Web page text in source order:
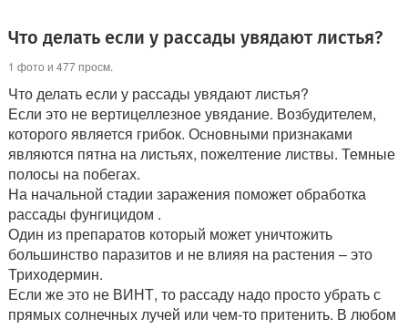
Что делать если у рассады увядают листья?
1 фото и 477 просм.
Что делать если у рассады увядают листья?
Если это не вертицеллезное увядание. Возбудителем,
которого является грибок. Основными признаками
являются пятна на листьях, пожелтение листвы. Темные
полосы на побегах.
На начальной стадии заражения поможет обработка
рассады фунгицидом .
Один из препаратов который может уничтожить
большинство паразитов и не влияя на растения – это
Триходермин.
Если же это не ВИНТ, то рассаду надо просто убрать с
прямых солнечных лучей или чем-то притенить. В любом